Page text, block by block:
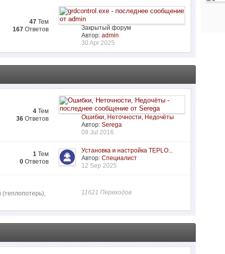
47 Тем
167 Ответов
Закрытый форум
Автор:admin
30 Apr 2025
4 Тем
36 Ответов
Ошибки, Неточности, Недочёты
Автор:Serega
08 Jul 2016
1 Тем
0 Ответов
Установка и настройка TEPLO...
Автор:Специалист
12 Sep 2025
11621 Переходов